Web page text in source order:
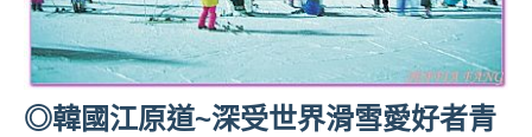
遊、
達
人
路、
◎韓國江原道~深受世界滑雪愛好者青